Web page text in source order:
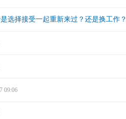
选择接受一起重新来过？还是换工作？
09:06